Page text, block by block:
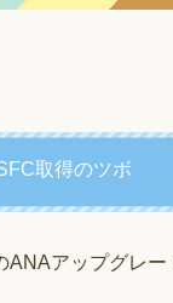
取得のツボ
ANAアップグレ